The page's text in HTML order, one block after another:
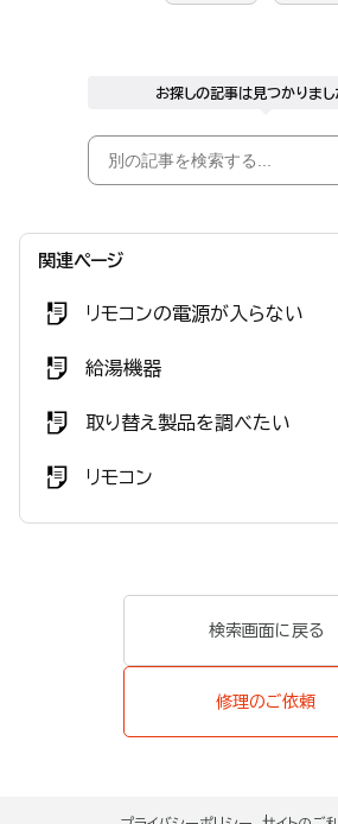
お探しの記事は見つかりまし
関連ページ
リモコンの電源が入らない
給湯機器
取り替え製品を調べたい
リモコン
検索画面に戻る
修理のご依頼